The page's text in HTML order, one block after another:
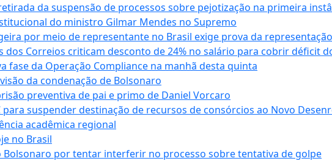
da suspensão de processos sobre pejotização na primeira
do ministro Gilmar Mendes no Supremo
por meio de representante no Brasil exige prova da representação
dos Correios criticam desconto de 24% no salário para cobrir déficit
fase da Operação Compliance na manhã desta quinta
da condenação de Bolsonaro
preventiva de pai e primo de Daniel Vorcaro
suspender destinação de recursos de consórcios ao Novo
acadêmica regional
no Brasil
por tentar interferir no processo sobre tentativa de golpe